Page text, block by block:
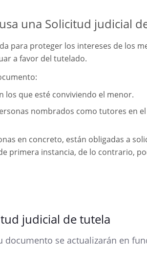
una Solicitud judicial
para proteger los intereses de los
a favor del tutelado.
los que esté conviviendo el menor.
nombrados como tutores en
en concreto, están obligadas a
primera instancia, de lo contrario,
judicial de tutela
documento se actualizarán en